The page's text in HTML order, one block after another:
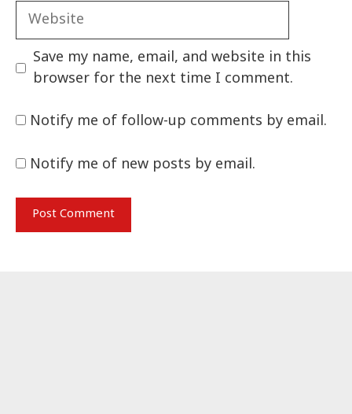
Website
Save my name, email, and website in this
browser for the next time I comment.
Notify me of follow-up comments by email.
Notify me of new posts by email.